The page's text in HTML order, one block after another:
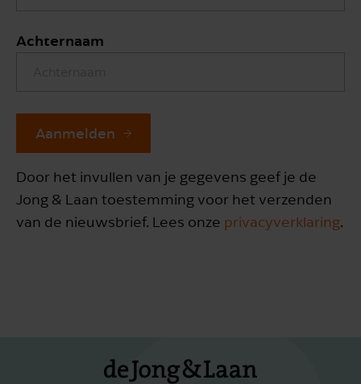
Achternaam
Aanmelden
Door het invullen van je gegevens geef je de
Jong & Laan toestemming voor het verzenden
van de nieuwsbrief. Lees onze privacyverklaring.